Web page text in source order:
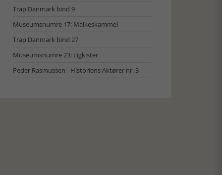
Trap Danmark bind 9
Museumsnumre 17: Malkeskammel
Trap Danmark bind 27
Museumsnumre 23: Ligkister
Peder Rasmussen - Historiens Aktører nr. 3